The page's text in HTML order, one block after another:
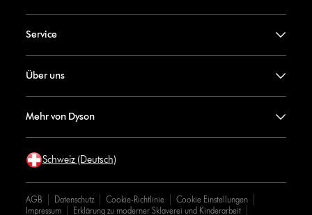
Service
Über uns
Mehr von Dyson
Schweiz (Deutsch)
AGB Datenschutz Cookie-Richtlinie
Cookie Einstellungen
Impressum
Erklärung zu moderner Sklaverei und Kinderarbeit